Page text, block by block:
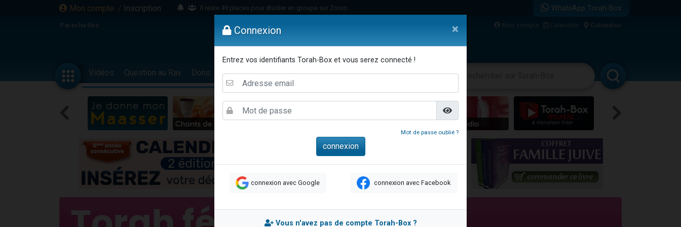
Mon compte / Inscription
Il reste 49 places pour étudier en groupe sur Zoom
16 personnes viennent de faire un don pour Diane, 80 ans, dans un appartement insalubre
2 personnes viennent de faire un don pour 1 Journée de Vacances Pour les Enfants
17 personnes viennent de demander une bénédiction
4 personnes viennent de nous rejoindre sur WhatsApp
Il reste 49 places pour étudier en groupe sur Zoom
Eva vient de donner son Maasser
4 personnes viennent de nous rejoindre sur WhatsApp
3 personnes viennent de nous rejoindre sur WhatsApp
Odaya vient de donner son Maasser
3 personnes viennent de faire un don pour 5 jours de vacances aux Orphelins
2 personnes viennent de nous rejoindre sur WhatsApp
WhatsApp Torah-Box
Paracha Réé Mon compte Calendrier Columbus
Vidéos Question au Rav Dons Femmes Enfants Etude sur Texte Musique Paracha Divertissements
Connexion ×
Entrez vos identifiants Torah-Box et vous serez connecté !
Mot de passe oublié ?
connexion avec Google connexion avec Facebook
Vous n'avez pas de compte Torah-Box ?